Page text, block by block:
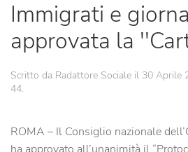
Immigrati e
approvata la
Scritto da Radattore Sociale il 30 Aprile
44.
ROMA – Il Consiglio nazionale